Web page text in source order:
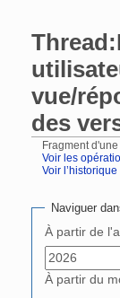
vue/
des
Fragment d'une
Voir les
Voir l’historique
Naviguer
À partir de
À partir du